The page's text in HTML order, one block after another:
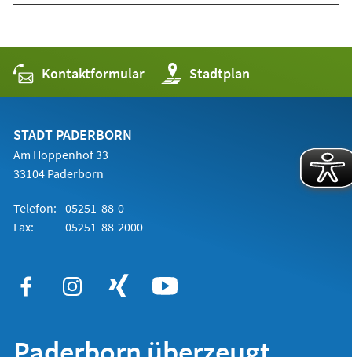
Kontaktformular Stadtplan
(Öffnet
in
einem
STADT PADERBORN
Am Hoppenhof 33
33104 Paderborn
Telefon: 05251 88-0
Fax:
05251 88-2000